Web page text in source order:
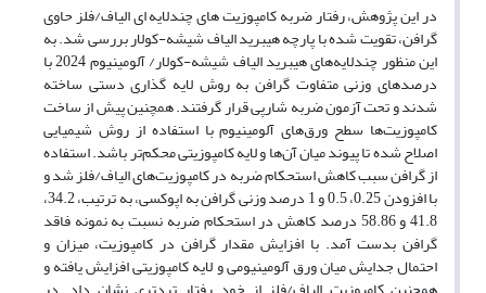
در این پژوهش، رفتار ضربه کامپوزیت های چندلایه ای الیاف/فلز حاوی
گرافن، تقویت شده با پارچه هیبرید الیاف شیشه-کولار بررسی شد. به
این منظور چندلایه‌های هیبرید الیاف شیشه-کولار/ آلومینیوم 2024 با
درصدهای وزنی متفاوت گرافن به روش لایه گذاری دستی ساخته
شدند و تحت آزمون ضربه شارپی قرار گرفتند. همچنین پیش از ساخت
کامپوزیت‌ها سطح ورق‌های آلومینیوم با استفاده از روش شیمیایی
اصلاح شده تا پیوند میان آن‌ها و لایه کامپوزیتی محکم‌تر باشد. استفاده
از گرافن سبب کاهش استحکام ضربه در کامپوزیت‌های الیاف/فلز شد و
با افزودن 0.25، 0.5 و 1 درصد وزنی گرافن به اپوکسی، به ترتیب، 34.2،
41.8 و 58.86 درصد کاهش در استحکام ضربه نسبت به نمونه فاقد
گرافن بدست آمد. با افزایش مقدار گرافن در کامپوزیت، میزان و
احتمال جدایش میان ورق آلومینیومی و لایه کامپوزیتی افزایش یافته و